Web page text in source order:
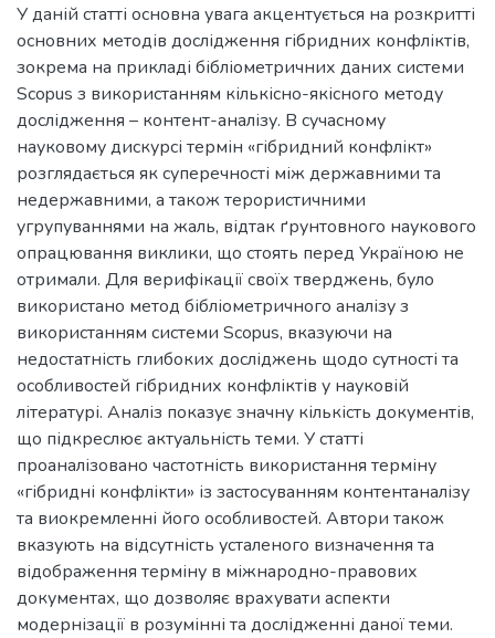
У даній статті основна увага акцентується на розкритті
основних методів дослідження гібридних конфліктів,
зокрема на прикладі бібліометричних даних системи
Scopus з використанням кількісно-якісного методу
дослідження – контент-аналізу. В сучасному
науковому дискурсі термін «гібридний конфлікт»
розглядається як суперечності між державними та
недержавними, а також терористичними
угрупуваннями на жаль, відтак ґрунтовного наукового
опрацювання виклики, що стоять перед Україною не
отримали. Для верифікації своїх тверджень, було
використано метод бібліометричного аналізу з
використанням системи Scopus, вказуючи на
недостатність глибоких досліджень щодо сутності та
особливостей гібридних конфліктів у науковій
літературі. Аналіз показує значну кількість документів,
що підкреслює актуальність теми. У статті
проаналізовано частотність використання терміну
«гібридні конфлікти» із застосуванням контентаналізу
та виокремленні його особливостей. Автори також
вказують на відсутність усталеного визначення та
відображення терміну в міжнародно-правових
документах, що дозволяє врахувати аспекти
модернізації в розумінні та дослідженні даної теми.